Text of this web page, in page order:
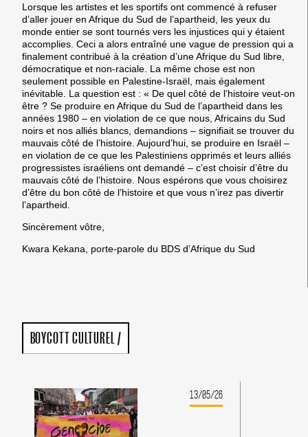
Lorsque les artistes et les sportifs ont commencé à refuser
d’aller jouer en Afrique du Sud de l’apartheid, les yeux du
monde entier se sont tournés vers les injustices qui y étaient
accomplies. Ceci a alors entraîné une vague de pression qui a
finalement contribué à la création d’une Afrique du Sud libre,
démocratique et non-raciale. La même chose est non
seulement possible en Palestine-Israël, mais également
inévitable. La question est : « De quel côté de l’histoire veut-on
être ? Se produire en Afrique du Sud de l’apartheid dans les
années 1980 – en violation de ce que nous, Africains du Sud
noirs et nos alliés blancs, demandions – signifiait se trouver du
mauvais côté de l’histoire. Aujourd’hui, se produire en Israël –
en violation de ce que les Palestiniens opprimés et leurs alliés
progressistes israéliens ont demandé – c’est choisir d’être du
mauvais côté de l’histoire. Nous espérons que vous choisirez
d’être du bon côté de l’histoire et que vous n’irez pas divertir
l’apartheid.
Sincèrement vôtre,
Kwara Kekana, porte-parole du BDS d’Afrique du Sud
BOYCOTT CULTUREL/
13/05/26